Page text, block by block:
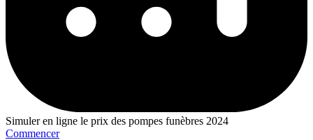
Simuler en ligne le prix des pompes funèbres 2024
Commencer